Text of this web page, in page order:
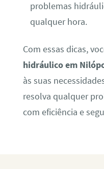
problemas
qualquer hora.
Com essas dicas,
hidráulico em
às suas
resolva qualquer
com eficiência e